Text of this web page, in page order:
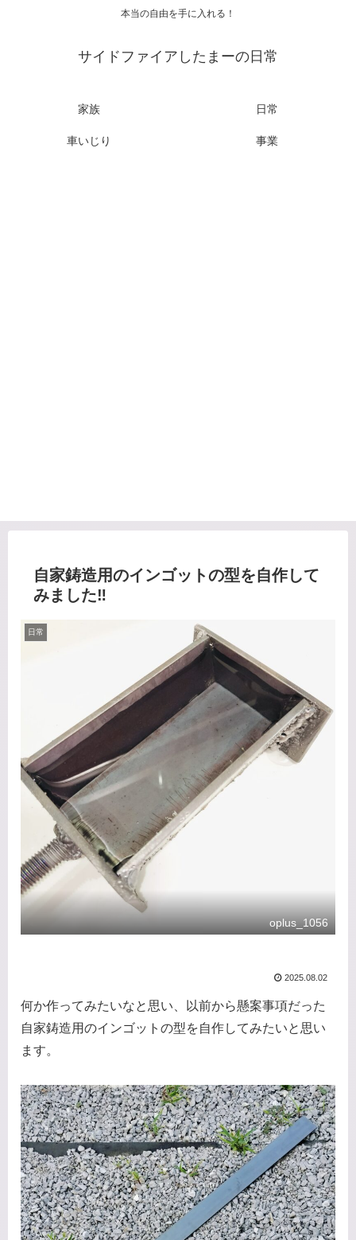
本当の自由を手に入れる！
サイドファイアしたまーの日常
家族 日常
車いじり 事業
自家鋳造用のインゴットの型を自作して
みました‼️
日常
oplus_1056
2025.08.02
何か作ってみたいなと思い、以前から懸案事項だった
自家鋳造用のインゴットの型を自作してみたいと思い
ます。